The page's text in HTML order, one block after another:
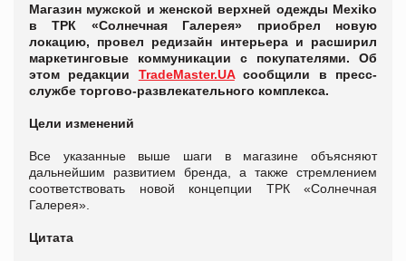
Магазин мужской и женской верхней одежды Mexiko
в ТРК «Солнечная Галерея» приобрел новую
локацию, провел редизайн интерьера и расширил
маркетинговые коммуникации с покупателями. Об
этом редакции TradeMaster.UAсообщили в пресс-
службе торгово-развлекательного комплекса.
Цели изменений
Все указанные выше шаги в магазине объясняют
дальнейшим развитием бренда, а также стремлением
соответствовать новой концепции ТРК «Солнечная
Галерея».
Цитата